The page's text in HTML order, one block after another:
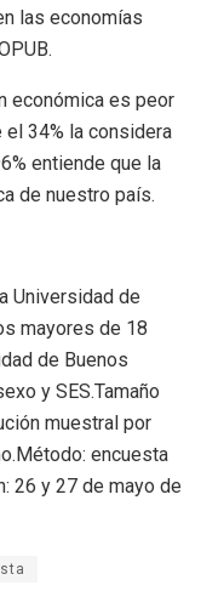
las economías
económica es peor
el 34% la considera
entiende que la
de nuestro país.
Universidad de
mayores de 18
de Buenos
y SES.Tamaño
muestral por
encuesta
26 y 27 de mayo de